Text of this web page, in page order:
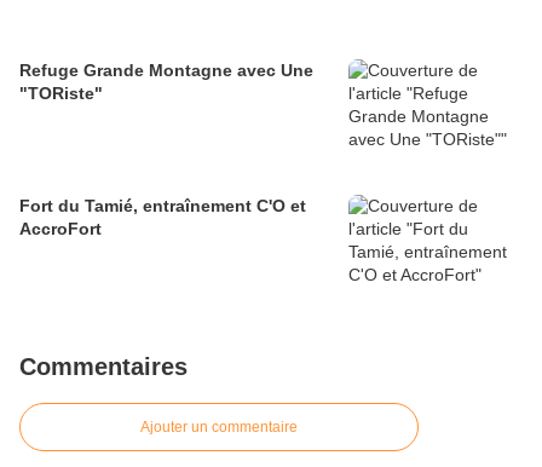
Refuge Grande Montagne avec Une
"TORiste"
Fort du Tamié, entraînement C'O et
AccroFort
Commentaires
Ajouter un commentaire